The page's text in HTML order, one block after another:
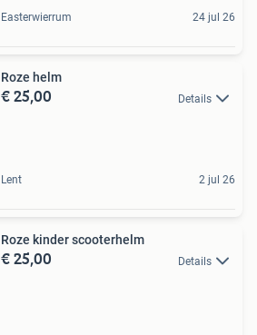
Easterwierrum 24 jul 26
Roze helm
€ 25,00 Details
Lent 2 jul 26
Roze kinder scooterhelm
€ 25,00 Details